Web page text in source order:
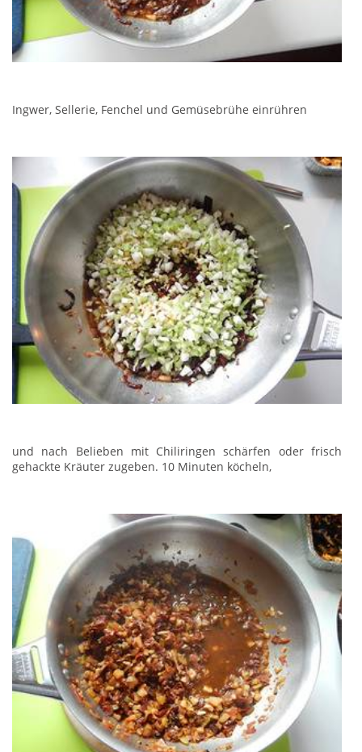
Ingwer, Sellerie, Fenchel und Gemüsebrühe einrühren
und nach Belieben mit Chiliringen schärfen oder frisch
gehackte Kräuter zugeben. 10 Minuten köcheln,